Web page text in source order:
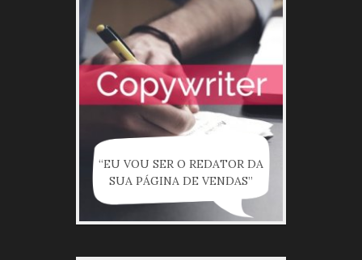
“EU VOU SER O REDATOR DA
SUA PÁGINA DE VENDAS”